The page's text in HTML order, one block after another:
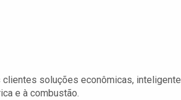
clientes soluções econômicas,
e à combustão.